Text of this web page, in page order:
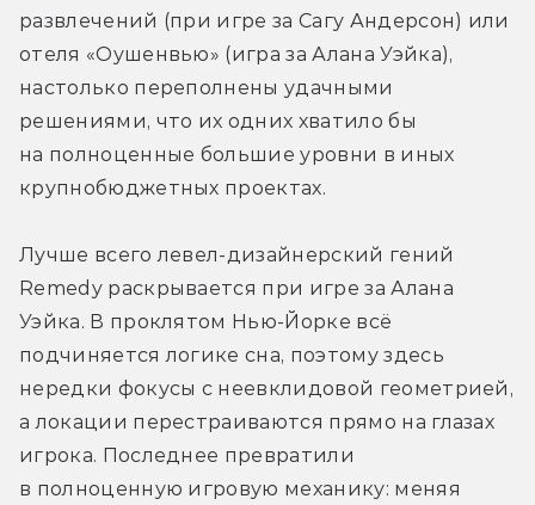
развлечений (при игре за Сагу Андерсон) или
отеля «Оушенвью» (игра за Алана Уэйка),
настолько переполнены удачными
решениями, что их одних хватило бы
на полноценные большие уровни в иных
крупнобюджетных проектах.
Лучше всего левел-дизайнерский гений
Remedy раскрывается при игре за Алана
Уэйка. В проклятом Нью-Йорке всё
подчиняется логике сна, поэтому здесь
нередки фокусы с неевклидовой геометрией,
а локации перестраиваются прямо на глазах
игрока. Последнее превратили
в полноценную игровую механику: меняя